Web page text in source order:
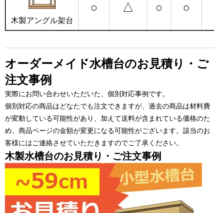
木製アングル架台
○ △ ○ ○
オーダーメイド水槽台のお見積り・ご
注文事例
実際にお問い合わせいただいた、個別対応事例です。
個別対応の商品はどなたでも注文できますが、過去の商品は材料費
が変動している可能性があり、加えて送料が含まれている価格のた
め、商品ページの金額が変更になる可能性がございます。該当のお
客様にはご連絡させていただきますのでご了承ください。
木製水槽台のお見積り・ご注文事例